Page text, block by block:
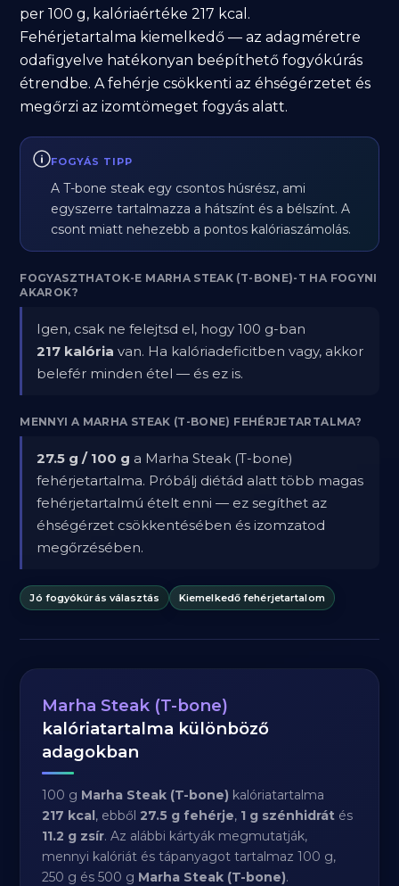
per 100 g, kalóriaértéke 217 kcal.
Fehérjetartalma kiemelkedő — az adagméretre
odafigyelve hatékonyan beépíthető fogyókúrás
étrendbe. A fehérje csökkenti az éhségérzetet és
megőrzi az izomtömeget fogyás alatt.
FOGYÁS TIPP
A T-bone steak egy csontos húsrész, ami
egyszerre tartalmazza a hátszínt és a bélszínt. A
csont miatt nehezebb a pontos kalóriaszámolás.
FOGYASZTHATOK-E MARHA STEAK (T-BONE)-T HA FOGYNI
AKAROK?
Igen, csak ne felejtsd el, hogy 100 g-ban
217 kalória van. Ha kalóriadeficitben vagy, akkor
belefér minden étel — és ez is.
MENNYI A MARHA STEAK (T-BONE) FEHÉRJETARTALMA?
27.5 g / 100 g a Marha Steak (T-bone)
fehérjetartalma. Próbálj diétád alatt több magas
fehérjetartalmú ételt enni — ez segíthet az
éhségérzet csökkentésében és izomzatod
megőrzésében.
Jó fogyókúrás választás Kiemelkedő fehérjetartalom
Marha Steak (T-bone)
kalóriatartalma különböző
adagokban
100 g Marha Steak (T-bone) kalóriatartalma
217 kcal, ebből27.5 g fehérje, 1 g szénhidrát és
11.2 g zsír. Az alábbi kártyák megmutatják,
mennyi kalóriát és tápanyagot tartalmaz 100 g,
250 g és 500 g Marha Steak (T-bone).